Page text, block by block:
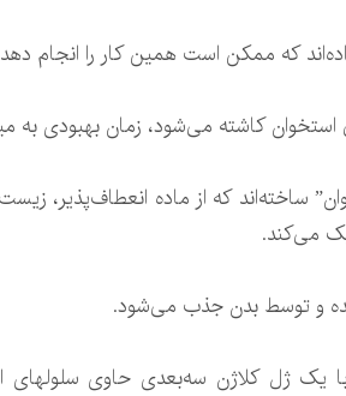
که ممکن است همین کار را انجام
کاشته می‌شود، زمان بهبودی به
ساخته‌اند که از ماده انعطاف‌پذیر،
می‌کند.
و توسط بدن جذب می‌شود.
با یک ژل کلاژن سه‌بعدی حاوی